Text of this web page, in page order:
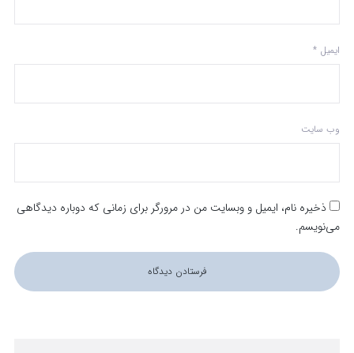
ایمیل *
وب‌ سایت
ذخیره نام، ایمیل و وبسایت من در مرورگر برای زمانی که دوباره دیدگاهی
می‌نویسم.